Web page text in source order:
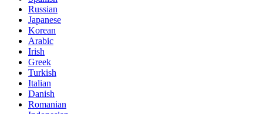
Russian
Japanese
Korean
Arabic
Irish
Greek
Turkish
Italian
Danish
Romanian